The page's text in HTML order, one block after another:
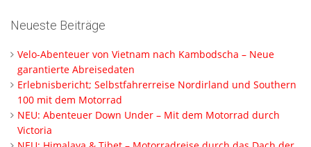
Neueste Beiträge
Velo-Abenteuer von Vietnam nach Kambodscha – Neue
garantierte Abreisedaten
Erlebnisbericht; Selbstfahrerreise Nordirland und Southern
100 mit dem Motorrad
NEU: Abenteuer Down Under – Mit dem Motorrad durch
Victoria